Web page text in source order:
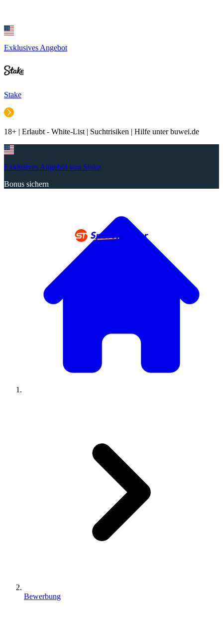
Exklusives Angebot
Stake
18+ | Erlaubt - White-List | Suchtrisiken | Hilfe unter buwei.de
Exklusives Angebot von Stake
Bonus sichern
Bewerbung